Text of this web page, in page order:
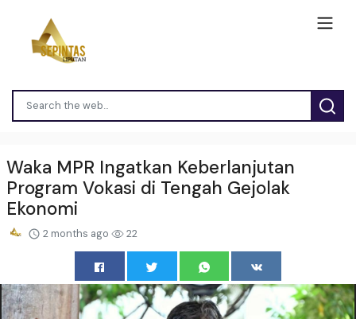
Waka MPR Ingatkan Keberlanjutan
Program Vokasi di Tengah Gejolak
Ekonomi
2 months ago 22